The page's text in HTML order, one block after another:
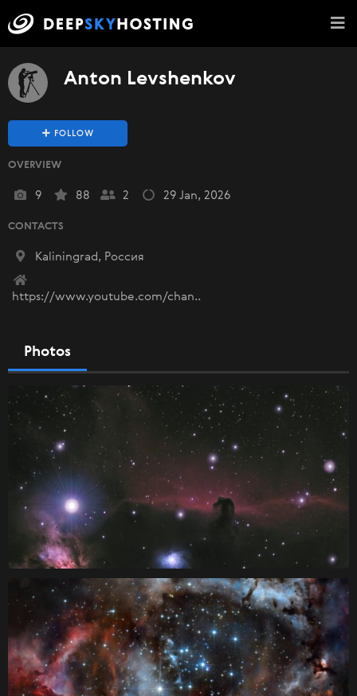
Anton Levshenkov
FOLLOW
OVERVIEW
9 88 2 29 Jan, 2026
CONTACTS
Kaliningrad, Россия
https://www.youtube.com/chan..
Photos